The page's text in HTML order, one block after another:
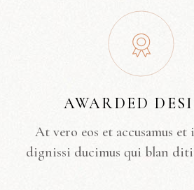
AWARDED
At vero eos et accusamus
dignissi ducimus qui blan